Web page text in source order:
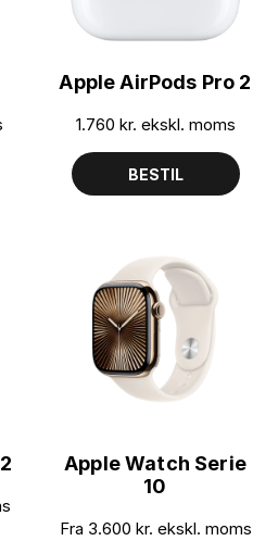
Apple AirPods Pro 2
1.760 kr. ekskl. moms
BESTIL
Apple Watch Serie
10
Fra 3.600 kr. ekskl. moms